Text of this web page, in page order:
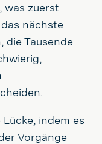
was zuerst
nächste
die Tausende
indem es
Vorgänge